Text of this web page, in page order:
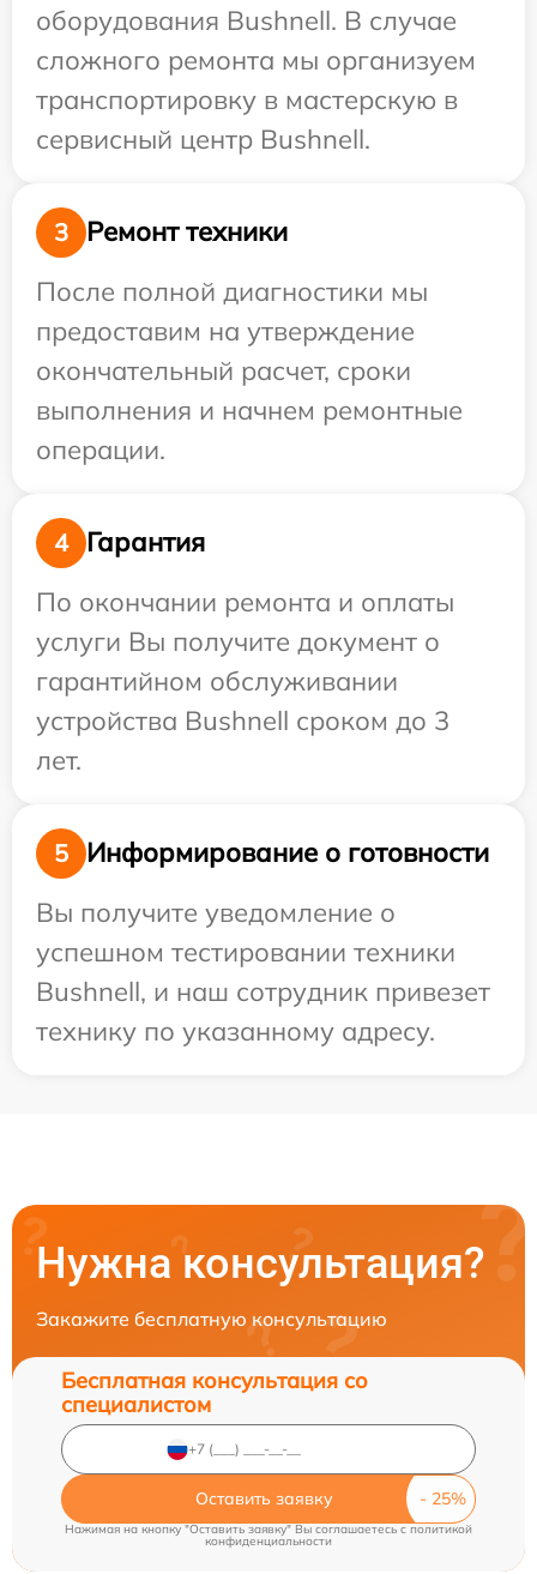
оборудования Bushnell. В случае
сложного ремонта мы организуем
транспортировку в мастерскую в
сервисный центр Bushnell.
3
Ремонт техники
После полной диагностики мы
предоставим на утверждение
окончательный расчет, сроки
выполнения и начнем ремонтные
операции.
4
Гарантия
По окончании ремонта и оплаты
услуги Вы получите документ о
гарантийном обслуживании
устройства Bushnell сроком до 3
лет.
5
Информирование о готовности
Вы получите уведомление о
успешном тестировании техники
Bushnell, и наш сотрудник привезет
технику по указанному адресу.
Нужна консультация?
Закажите бесплатную консультацию
Бесплатная консультация со
специалистом
Оставить заявку
Нажимая на кнопку "Оставить заявку" Вы соглашаетесь cполитикой
конфиденциальности